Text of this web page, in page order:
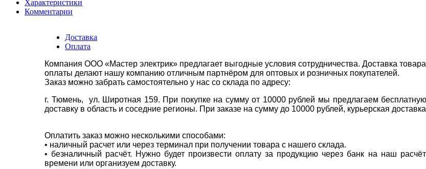
Характеристики
Комментарии
Доставка
Оплата
Компания ООО «Мастер электрик» предлагает выгодные условия сотрудничества. Доставка
оплаты делают нашу компанию отличным партнёром для оптовых и розничных покупателей.
Заказ можно забрать самостоятельно у нас со склада по адресу:
г. Тюмень, ул. Широтная 159. При покупке на сумму от 10000 рублей мы предлагаем
доставку в область и соседние регионы. При заказе на сумму до 10000 рублей, курьерская
Оплатить заказ можно несколькими способами:
• наличный расчет или через терминал при получении товара с нашего склада.
• безналичный расчёт. Нужно будет произвести оплату за продукцию через банк на наш
времени или организуем доставку.